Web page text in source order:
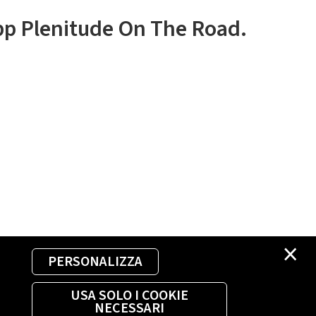
×
PERSONALIZZA
USA SOLO I COOKIE
NECESSARI
Plenitude On The Road.